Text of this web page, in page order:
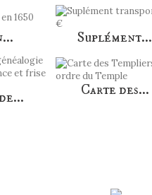
Suplément...
Carte des...